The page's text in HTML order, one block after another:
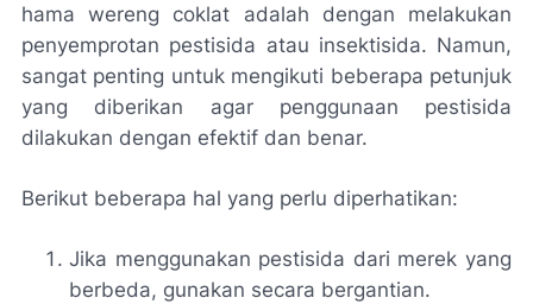
hama wereng coklat adalah dengan melakukan
penyemprotan pestisida atau insektisida. Namun,
sangat penting untuk mengikuti beberapa petunjuk
yang diberikan agar penggunaan pestisida
dilakukan dengan efektif dan benar.
Berikut beberapa hal yang perlu diperhatikan:
Jika menggunakan pestisida dari merek yang
berbeda, gunakan secara bergantian.